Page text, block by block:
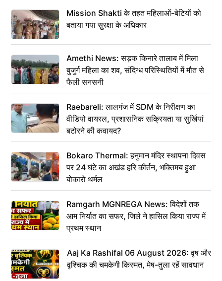
Mission Shakti के तहत महिलाओं-बेटियों को
बताया गया सुरक्षा के अधिकार
Amethi News: सड़क किनारे तालाब में मिला
बुजुर्ग महिला का शव, संदिग्ध परिस्थितियों में मौत से
फैली सनसनी
Raebareli: लालगंज में SDM के निरीक्षण का
वीडियो वायरल, प्रशासनिक सक्रियता या सुर्खियां
बटोरने की कवायद?
Bokaro Thermal: हनुमान मंदिर स्थापना दिवस
पर 24 घंटे का अखंड हरि कीर्तन, भक्तिमय हुआ
बोकारो थर्मल
Ramgarh MGNREGA News: विदेशों तक
आम निर्यात का सफर, जिले ने हासिल किया राज्य में
प्रथम स्थान
Aaj Ka Rashifal 06 August 2026: वृष और
वृश्चिक की चमकेगी किस्मत, मेष-तुला रहें सावधान